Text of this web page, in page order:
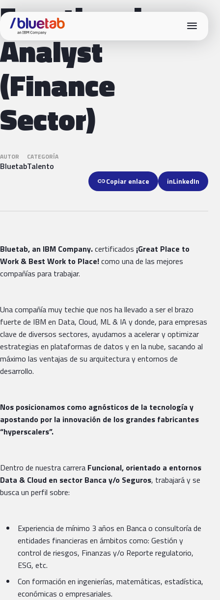
menu
Functional
Analyst
(Finance
Sector)
AUTOR
Bluetab
CATEGORÍA
Talento
linkCopiar enlace inLinkedIn
Bluetab, an IBM Company.certificados ¡Great Place to
Work & Best Work to Place!como una de las mejores
compañías para trabajar.
Una compañía muy techie que nos ha llevado a ser el brazo
fuerte de IBM en Data, Cloud, ML & IA y donde, para empresas
clave de diversos sectores, ayudamos a acelerar y optimizar
estrategias en plataformas de datos y en la nube, sacando al
máximo las ventajas de su arquitectura y entornos de
desarrollo.
Nos posicionamos como agnósticos de la tecnología y
apostando por la innovación de los grandes fabricantes
“hyperscalers”.
Dentro de nuestra carrera Funcional, orientado a entornos
Data & Cloud en sector Banca y/o Seguros, trabajará y se
busca un perfil sobre:
Experiencia de mínimo 3 años en Banca o consultoría de
entidades financieras en ámbitos como: Gestión y
control de riesgos, Finanzas y/o Reporte regulatorio,
ESG, etc.
Con formación en ingenierías, matemáticas, estadística,
económicas o empresariales.